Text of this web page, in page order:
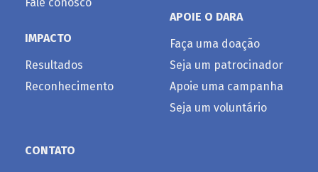
Fale conosco
IMPACTO
Resultados
Reconhecimento
APOIE O DARA
Faça uma doação
Seja um patrocinador
Apoie uma campanha
Seja um voluntário
CONTATO